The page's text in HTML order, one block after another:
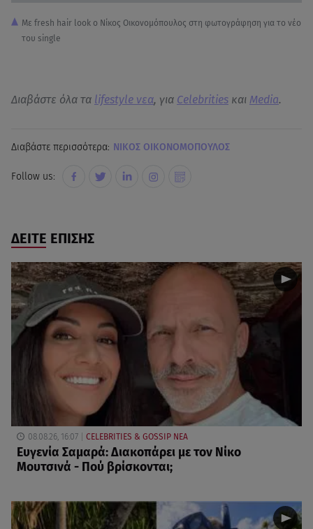
Με fresh hair look ο Νίκος Οικονομόπουλος στη φωτογράφηση για το νέο
του single
Διαβάστε όλα τα lifestyle νεα, για Celebrities και Media.
Διαβάστε περισσότερα: ΝΙΚΟΣ ΟΙΚΟΝΟΜΟΠΟΥΛΟΣ
Follow us:
ΔΕΙΤΕ ΕΠΙΣΗΣ
08.08.26, 16:07 CELEBRITIES & GOSSIP ΝΕΑ
Ευγενία Σαμαρά: Διακοπάρει με τον Νίκο
Μουτσινά - Πού βρίσκονται;